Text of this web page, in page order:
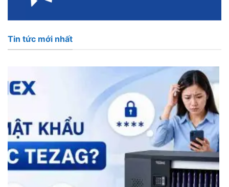
Tin tức mới nhất